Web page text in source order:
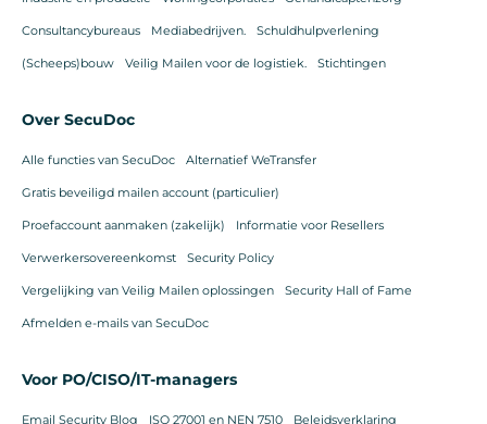
Consultancybureaus Mediabedrijven. Schuldhulpverlening
(Scheeps)bouw Veilig Mailen voor de logistiek. Stichtingen
Over SecuDoc
Alle functies van SecuDoc Alternatief WeTransfer
Gratis beveiligd mailen account (particulier)
Proefaccount aanmaken (zakelijk) Informatie voor Resellers
Verwerkersovereenkomst Security Policy
Vergelijking van Veilig Mailen oplossingen Security Hall of Fame
Afmelden e-mails van SecuDoc
Voor PO/CISO/IT-managers
Email Security Blog ISO 27001 en NEN 7510 Beleidsverklaring